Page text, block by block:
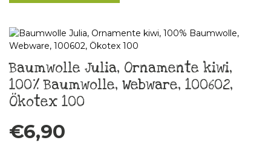
Baumwolle Julia, Ornamente kiwi,
100% Baumwolle, Webware, 100602,
Ökotex 100
€6,90